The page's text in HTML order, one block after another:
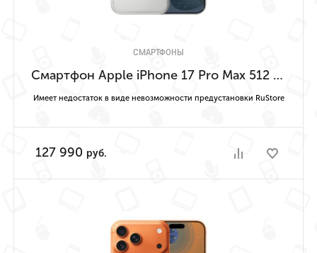
СМАРТФОНЫ
Смартфон Apple iPhone 17 Pro Max 512 ГБ (Серебристый | Silver) Имеет недостаток в виде невозможности предустановки RuStore
Имеет недостаток в виде невозможности предустановки RuStore
127 990 руб.